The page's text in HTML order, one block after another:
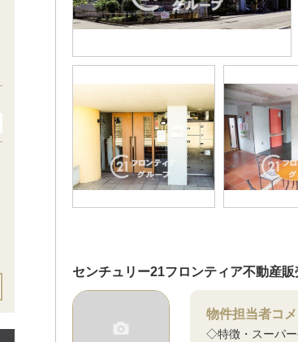
センチュリー21フロンティア不動産販
物件担当者コメ
◇特徴・スーパー